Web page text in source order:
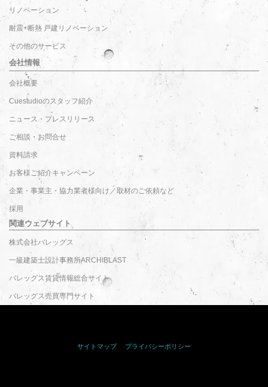
リノベーション
耐震+断熱 戸建リノベーション
その他のサービス
会社情報
会社概要
Cuestudioのスタッフ紹介
ニュース・プレスリリース
ご相談・お問合せ
資料請求
お客様ご紹介キャンペーン
企業・事業主・協力業者様向け／取材のご依頼など
採用
関連ウェブサイト
株式会社バレッグス
一級建築士設計事務所ARCHIBLAST
バレッグス賃貸情報総合サイト
バレッグス売買専門サイト
サイトマップ｜ プライバシーポリシー